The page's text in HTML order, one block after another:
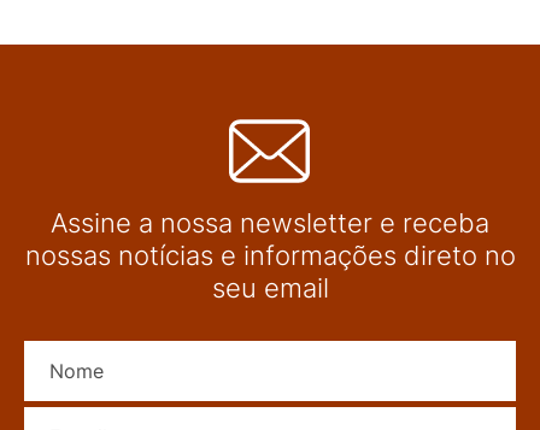
Assine a nossa newsletter e receba
nossas notícias e informações direto no
seu email